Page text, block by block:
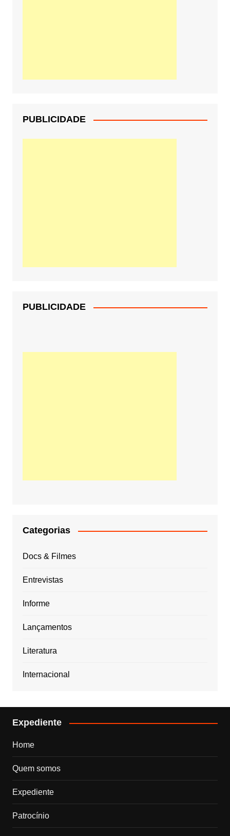
PUBLICIDADE
PUBLICIDADE
Categorias
Docs & Filmes
Entrevistas
Informe
Lançamentos
Literatura
Internacional
Expediente
Home
Quem somos
Expediente
Patrocínio